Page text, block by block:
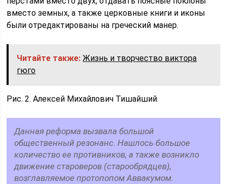
вместо земных, а также церковные книги и иконы
были отредактированы на греческий манер.
Читайте также: Жизнь и творчество виктора
гюго
Рис. 2. Алексей Михайлович Тишайший.
Данная реформа вызвала большой
общественный резонанс. Нашлось большое
количество ее противников, а также возникло
движение староверов (старообрядцев),
возглавляемое протопопом Аввакумом.